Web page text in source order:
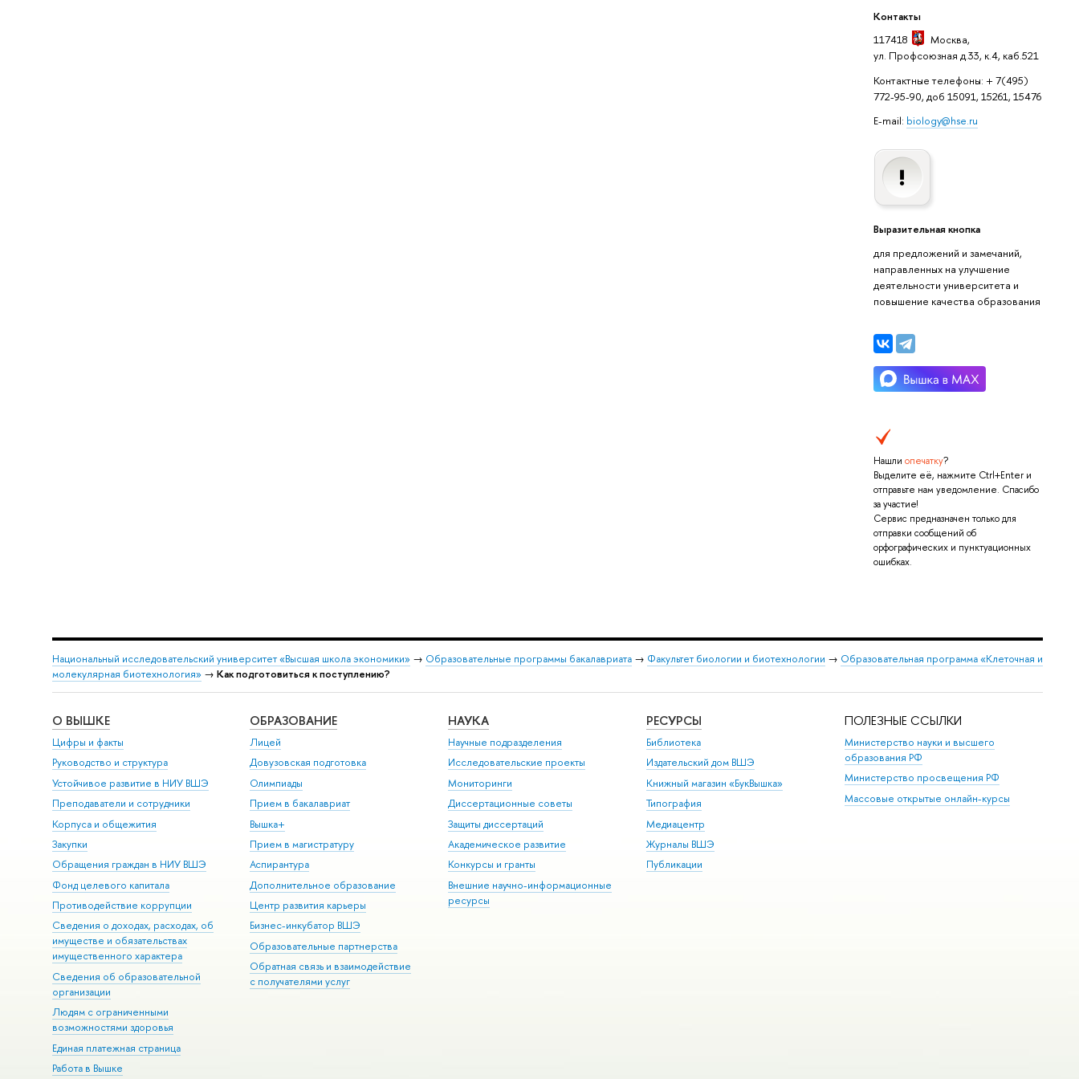
Контакты
117418
Москва,
ул. Профсоюзная д.33, к.4, каб.521
Контактные телефоны: + 7(495)
772-95-90, доб 15091, 15261, 15476
E-mail: biology@hse.ru
Выразительная кнопка
для предложений и замечаний,
направленных на улучшение
деятельности университета и
повышение качества образования
Нашли опечатку?
Выделите её, нажмите Ctrl+Enter и
отправьте нам уведомление. Спасибо
за участие!
Сервис предназначен только для
отправки сообщений об
орфографических и пунктуационных
ошибках.
Национальный исследовательский университет «Высшая школа экономики» → Образовательные программы бакалавриата→ Факультет биологии и биотехнологии → Образовательная программа «Клеточная и
молекулярная биотехнология» → Как подготовиться к поступлению?
О ВЫШКЕ
Цифры и факты
Руководство и структура
Устойчивое развитие в НИУ ВШЭ
Преподаватели и сотрудники
Корпуса и общежития
Закупки
Обращения граждан в НИУ ВШЭ
Фонд целевого капитала
Противодействие коррупции
Сведения о доходах, расходах, об
имуществе и обязательствах
имущественного характера
Сведения об образовательной
организации
Людям с ограниченными
возможностями здоровья
Единая платежная страница
Работа в Вышке
ОБРАЗОВАНИЕ
Лицей
Довузовская подготовка
Олимпиады
Прием в бакалавриат
Вышка+
Прием в магистратуру
Аспирантура
Дополнительное образование
Центр развития карьеры
Бизнес-инкубатор ВШЭ
Образовательные партнерства
Обратная связь и взаимодействие
с получателями услуг
НАУКА
Научные подразделения
Исследовательские проекты
Мониторинги
Диссертационные советы
Защиты диссертаций
Академическое развитие
Конкурсы и гранты
Внешние научно-информационные
ресурсы
РЕСУРСЫ
Библиотека
Издательский дом ВШЭ
Книжный магазин «БукВышка»
Типография
Медиацентр
Журналы ВШЭ
Публикации
ПОЛЕЗНЫЕ ССЫЛКИ
Министерство науки и высшего
образования РФ
Министерство просвещения РФ
Массовые открытые онлайн-курсы